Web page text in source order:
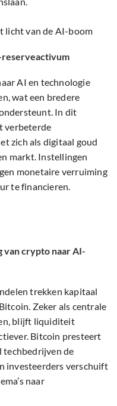
licht van de AI-boom
reserveactivum
AI en technologie
wat een bredere
In dit
verbeterde
zich als digitaal goud
markt. Instellingen
monetaire verruiming
te financieren.
van crypto naar AI-
trekken kapitaal
Zeker als centrale
blijft liquiditeit
Bitcoin presteert
techbedrijven de
investeerders verschuift
naar